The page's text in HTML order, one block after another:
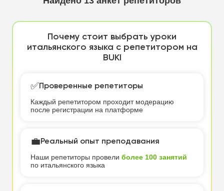
Почему стоит выбрать уроки
итальянского языка с репетитором на
BUKI
✅Проверенные репетиторы
Каждый репетитором проходит модерацию
после регистрации на платформе
💼Реальный опыт преподавания
Наши репетиторы провели более 100 занятий
по итальянского языка